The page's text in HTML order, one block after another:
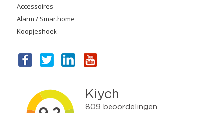
Accessoires
Alarm / Smarthome
Koopjeshoek